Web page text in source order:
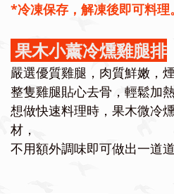
*冷凍保存，解凍後即可料理。
果木小薰冷燻雞腿排
嚴選優質雞腿，肉質鮮嫩，
整隻雞腿貼心去骨，輕鬆加熱
想做快速料理時，果木微冷
材，
不用額外調味即可做出一道